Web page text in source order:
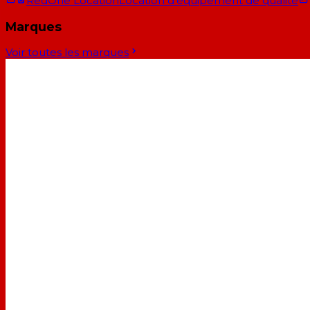
Marques
Voir toutes les marques